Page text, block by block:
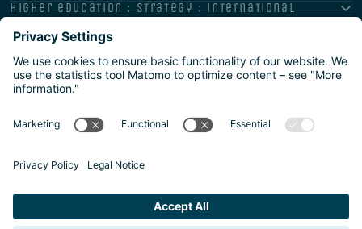
higher education : strategy : international
Datenschutz
Sitemap